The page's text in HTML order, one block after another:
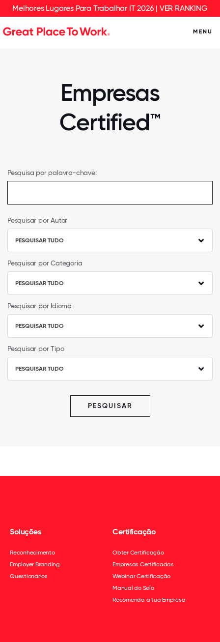
Melhores Lugares Para Trabalhar IT 2026 | VER RANKING
MENU
Empresas
Certified™
Pesquisa por palavra-chave:
Pesquisar por Autor
PESQUISAR TUDO
Pesquisar por Categoria
PESQUISAR TUDO
Pesquisar por Idioma
PESQUISAR TUDO
Pesquisar por Tipo
PESQUISAR TUDO
PESQUISAR
Soluções
Reconhecimento
Employer Branding
Questionários
Certificação
Obter Certificação
Empresas Certificadas
Webinar Certificação
Manual do Selo
Recomenda a tua Empresa